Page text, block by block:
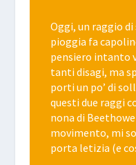
Oggi, un raggio
pioggia fa
pensiero intanto
tanti disagi, ma
porti un po’ di
questi due raggi
nona di
movimento, mi
porta letizia (e